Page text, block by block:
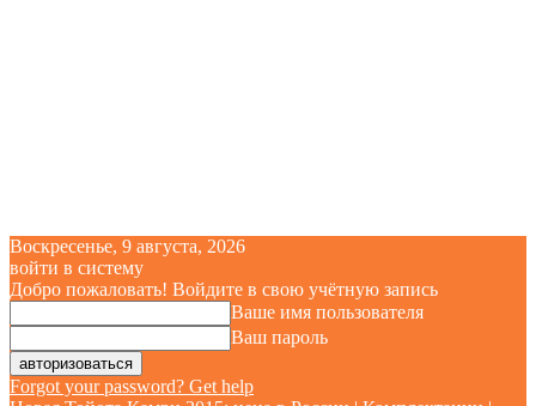
Воскресенье, 9 августа, 2026
войти в систему
Добро пожаловать! Войдите в свою учётную запись
Ваше имя пользователя
Ваш пароль
Forgot your password? Get help